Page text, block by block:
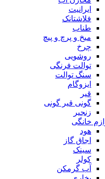
ایرانیت
فلاشتانک
طناب
میخ و پرچ و پیچ
چرخ
روشویی
توالت فرنگی
سنگ توالت
ایزوگام
قیر
گونی قیر گونی
زنجیر
خانگی
هود
اجاق گاز
سینک
کولر
آب گرمکن